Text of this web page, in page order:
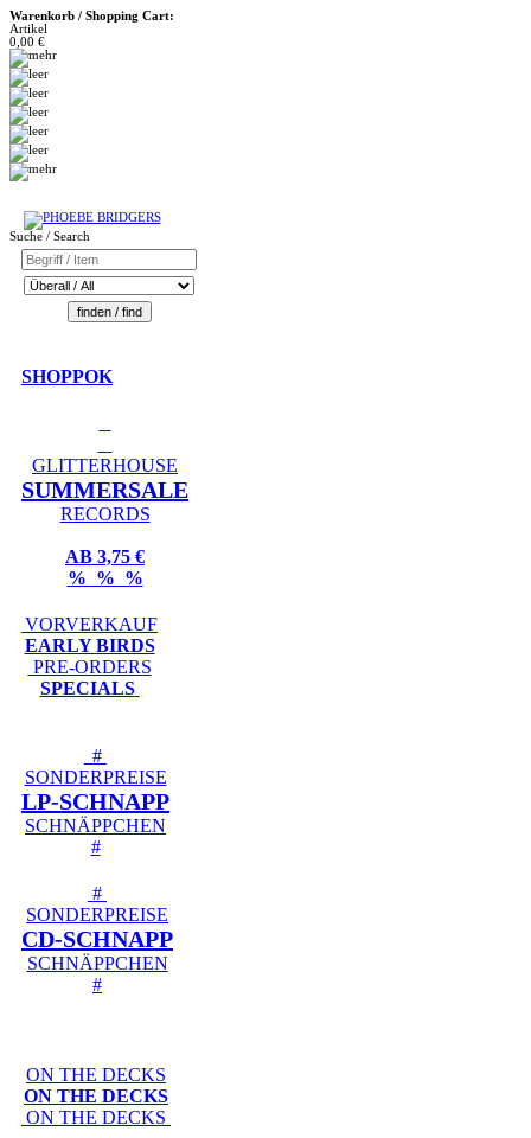
Warenkorb / Shopping Cart:
Artikel
0,00 €
Suche / Search
SHOPPOK
GLITTERHOUSE
SUMMERSALE
RECORDS
AB 3,75 €
% % %
VORVERKAUF
EARLY BIRDS
PRE-ORDERS
SPECIALS
#
SONDERPREISE
LP-SCHNAPP
SCHNÄPPCHEN
#
#
SONDERPREISE
CD-SCHNAPP
SCHNÄPPCHEN
#
ON THE DECKS
ON THE DECKS
ON THE DECKS